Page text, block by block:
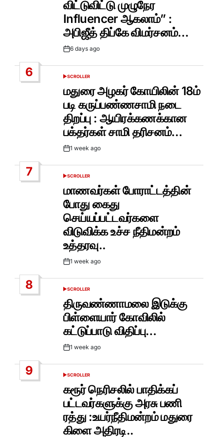
விட்டுவிட்டு முழுநேர
Influencer ஆகலாம்” :
அபிஜீத் திப்கே விமர்சனம்…
Post6 days ago
6
POSTED
SCROLLER
மதுரை அழகர் கோயிலின் 18ம்
படி கருப்பண்ணசாமி நடை
திறப்பு : ஆயிரக்கணக்கான
பக்தர்கள் சாமி தரிசனம்…
Post1 week ago
7
POSTED
SCROLLER
மாணவர்கள் போராட்டத்தின்
போது கைது
செய்யப்பட்டவர்களை
விடுவிக்க உச்ச நீதிமன்றம்
உத்தரவு..
Post1 week ago
8
POSTED
SCROLLER
திருவண்ணாமலை இடுக்கு
பிள்ளையார் கோவிலில்
கட்டுப்பாடு விதிப்பு…
Post1 week ago
9
POSTED
SCROLLER
கரூர் நெரிசலில் பாதிக்கப்
பட்டவர்களுக்கு அரசு பணி
ரத்து :உயர்நீதிமன்றம் மதுரை
கிளை அதிரடி..